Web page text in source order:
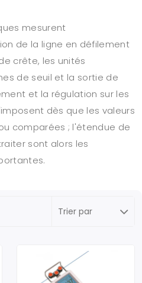
mesurent
de la ligne en défilement
crête, les unités
de seuil et la sortie de
et la régulation sur les
dès que les valeurs
comparées ; l'étendue de
sont alors les